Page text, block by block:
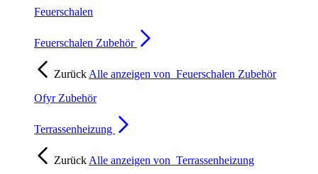
Feuerschalen
Feuerschalen Zubehör
Zurück Alle anzeigen von Feuerschalen Zubehör
Ofyr Zubehör
Terrassenheizung
Zurück Alle anzeigen von Terrassenheizung